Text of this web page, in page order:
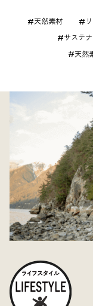
天然素材
サステ
天然